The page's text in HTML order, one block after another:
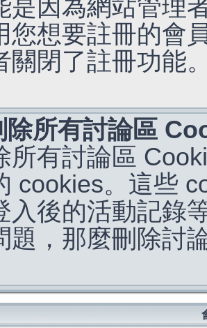
是因為網站管理
您想要註冊的會
關閉了註冊功能
除所有討論區
所有討論區
cookies。這些
入後的活動記錄
題，那麼刪除討